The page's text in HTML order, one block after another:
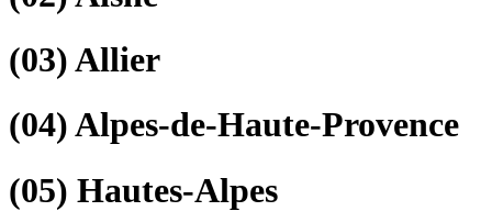
(03)Allier
(04)Alpes-de-Haute-Provence
(05) Hautes-Alpes